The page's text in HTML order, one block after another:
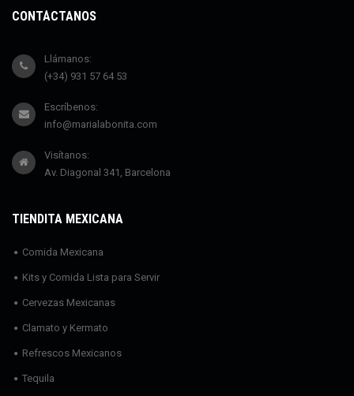
CONTÁCTANOS
Llámanos:
(+34) 931 57 64 53
Escríbenos:
info@marialabonita.com
Visítanos:
Av. Diagonal 341, Barcelona
TIENDITA MEXICANA
Comida Mexicana
Kits y Comida Lista para Servir
Cervezas Mexicanas
Clamato y Kermato
Refrescos Mexicanos
Tequila